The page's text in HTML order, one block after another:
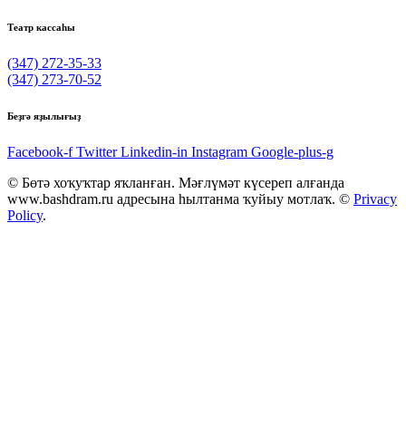
Театр кассаһы
(347) 272-35-33
(347) 273-70-52
Беҙгә яҙылығыҙ
Facebook-f Twitter Linkedin-in Instagram Google-plus-g
© Бөтә хоҡуҡтар яҡланған. Мәғлүмәт күсереп алғанда
www.bashdram.ru адресына һылтанма ҡуйыу мотлаҡ. © Privacy
Policy.